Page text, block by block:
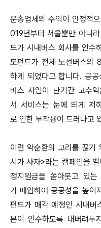
운송업체의 수익이 안정적
019년부터 서울뿐만 아니
드가 시내버스 회사를 인수
모펀드가 전체 노선버스의
하게 되었다고 합니다. 공
버스 사업이 단기간 고수
서 서비스는 눈에 띄게 저
로 인한 부작용이 드러나고
이런 악순환의 고리를 끊기
시가 사자>라는 캠페인을
정지원금을 쏟아붓고 있는
가 매입하여 공공성을 높이
펀드가 매각 예정인 시내버
본이 인수하도록 내버려두